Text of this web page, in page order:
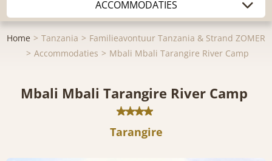
Home Tanzania
Familieavontuur Tanzania & Strand ZOMER
Accommodaties
Mbali Mbali Tarangire River Camp
Mbali Mbali Tarangire River Camp
Tarangire